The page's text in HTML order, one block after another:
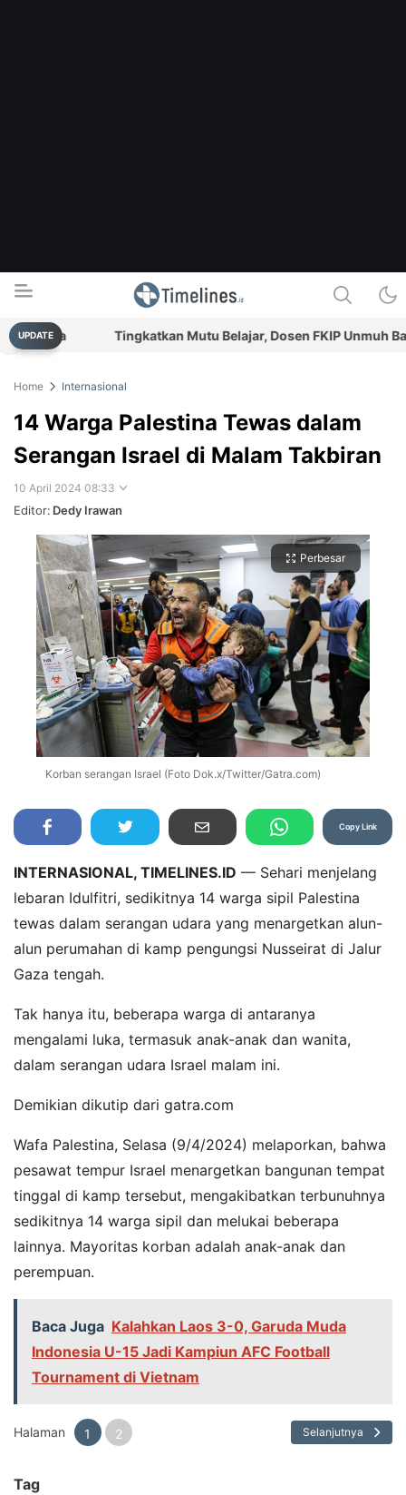
Timelines.id
Media Literasi, Sejarah & Budaya
UPDATE Tingkatkan Mutu Belajar, Dosen FKIP Unmuh
Home Internasional
14 Warga Palestina Tewas dalam
Serangan Israel di Malam Takbiran
10 April 2024 08:33
Editor: Dedy Irawan
Perbesar
Korban serangan Israel (Foto Dok.x/Twitter/Gatra.com)
Copy Link
INTERNASIONAL, TIMELINES.ID — Sehari menjelang
lebaran Idulfitri, sedikitnya 14 warga sipil Palestina
tewas dalam serangan udara yang menargetkan alun-
alun perumahan di kamp pengungsi Nusseirat di Jalur
Gaza tengah.
Tak hanya itu, beberapa warga di antaranya
mengalami luka, termasuk anak-anak dan wanita,
dalam serangan udara Israel malam ini.
Demikian dikutip dari gatra.com
Wafa Palestina, Selasa (9/4/2024) melaporkan, bahwa
pesawat tempur Israel menargetkan bangunan tempat
tinggal di kamp tersebut, mengakibatkan terbunuhnya
sedikitnya 14 warga sipil dan melukai beberapa
lainnya. Mayoritas korban adalah anak-anak dan
perempuan.
Baca Juga Kalahkan Laos 3-0, Garuda Muda
Indonesia U-15 Jadi Kampiun AFC Football
Tournament di Vietnam
Halaman 1 2 Selanjutnya
Tag